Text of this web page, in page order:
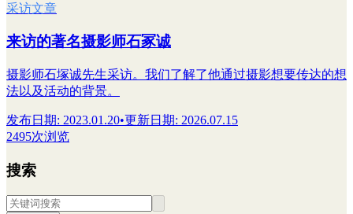
采访文章
来访的著名摄影师石冢诚
摄影师石塚诚先生采访。我们了解了他通过摄影想要传达的想
法以及活动的背景。
发布日期: 2023.01.20•更新日期: 2026.07.15
2495次浏览
搜索